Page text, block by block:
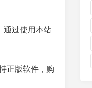
通过使用本站
正版软件，购